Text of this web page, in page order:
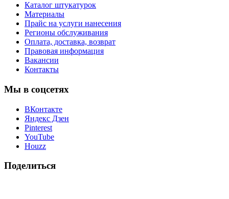
Каталог штукатурок
Материалы
Прайс на услуги нанесения
Регионы обслуживания
Оплата, доставка, возврат
Правовая информация
Вакансии
Контакты
Мы в соцсетях
ВКонтакте
Яндекс Дзен
Pinterest
YouTube
Houzz
Поделиться